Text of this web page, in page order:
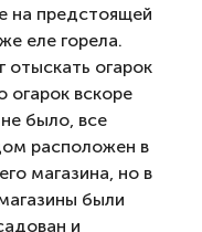
на предстоящей
еле горела.
отыскать огарок
огарок вскоре
было, все
расположен в
магазина, но в
были
и